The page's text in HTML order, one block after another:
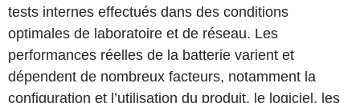
tests internes effectués dans des conditions
optimales de laboratoire et de réseau. Les
performances réelles de la batterie varient et
dépendent de nombreux facteurs, notamment la
configuration et l’utilisation du produit, le logiciel, les